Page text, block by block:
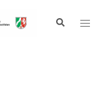
Suche